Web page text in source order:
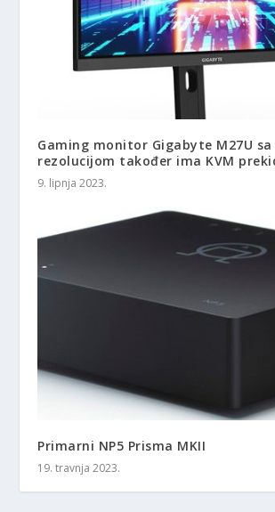
Gaming monitor Gigabyte M27U sa
rezolucijom također ima KVM
9. lipnja 2023.
Primarni NP5 Prisma MKII
19. travnja 2023.